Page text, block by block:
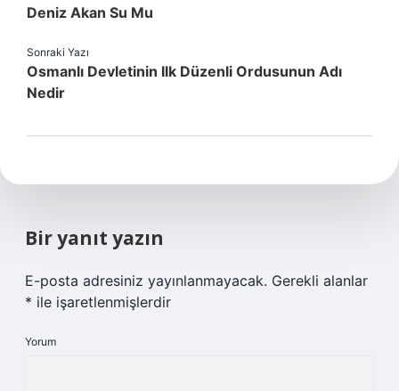
Deniz Akan Su Mu
Sonraki Yazı
Osmanlı Devletinin Ilk Düzenli Ordusunun Adı
Nedir
Bir yanıt yazın
E-posta adresiniz yayınlanmayacak. Gerekli alanlar
* ile işaretlenmişlerdir
Yorum